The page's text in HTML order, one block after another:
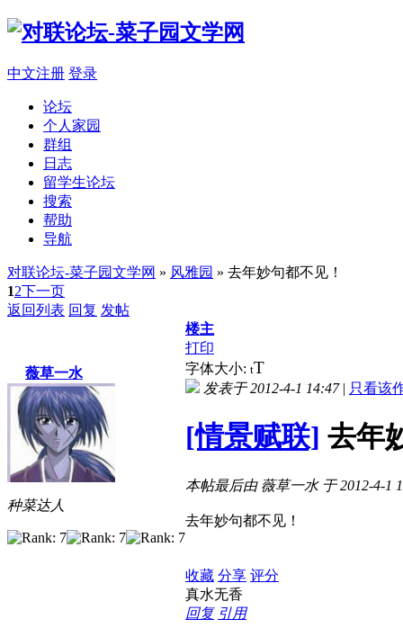
中文注册 登录
论坛
个人家园
群组
日志
留学生论坛
搜索
帮助
导航
对联论坛-菜子园文学网 » 风雅园 » 去年妙句都不见！
12下一页
返回列表 回复 发帖
薇草一水
种菜达人
楼主
打印
字体大小: tT
发表于 2012-4-1 14:47| 只看该
[情景赋联] 去年
本帖最后由 薇草一水 于 2012-4-1
去年妙句都不见！
收藏 分享 评分
真水无香
回复 引用